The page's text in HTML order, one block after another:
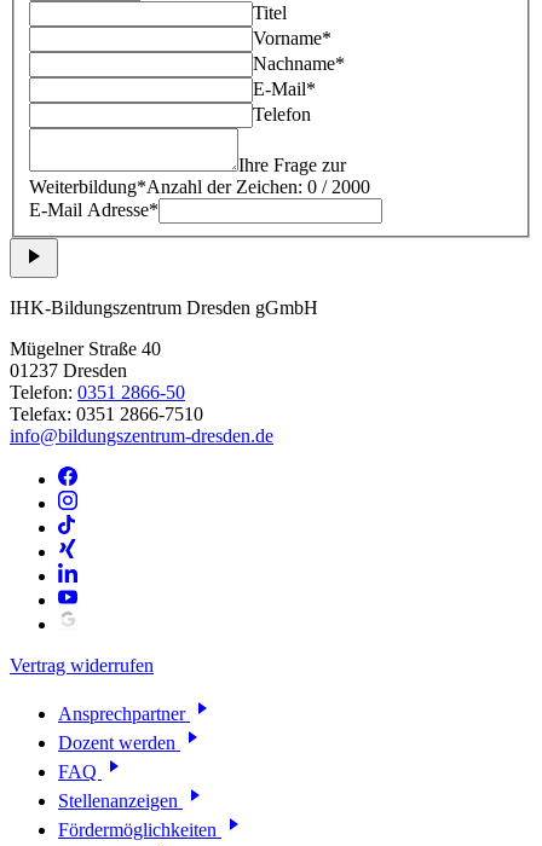
Titel
Vorname*
Nachname*
E-Mail*
Telefon
Ihre Frage zur
Weiterbildung*Anzahl der Zeichen: 0 / 2000
E-Mail Adresse*
IHK-Bildungszentrum Dresden gGmbH
Mügelner Straße 40
01237 Dresden
Telefon: 0351 2866-50
Telefax: 0351 2866-7510
info@bildungszentrum-dresden.de
Vertrag widerrufen
Ansprechpartner
Dozent werden
FAQ
Stellenanzeigen
Fördermöglichkeiten